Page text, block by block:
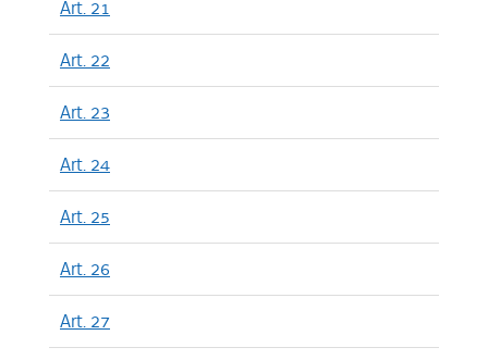
Art. 21
Art. 22
Art. 23
Art. 24
Art. 25
Art. 26
Art. 27